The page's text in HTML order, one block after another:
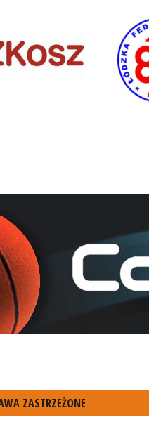
ZASTRZEŻONE